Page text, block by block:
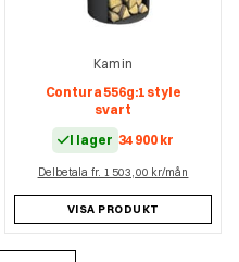
Kamin
Contura 556g:1 style
svart
I lager 34 900 kr
Delbetala fr. 1 503,00 kr/mån
VISA PRODUKT